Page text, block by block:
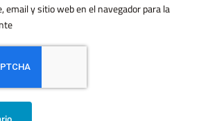
email y sitio web en el navegador para la